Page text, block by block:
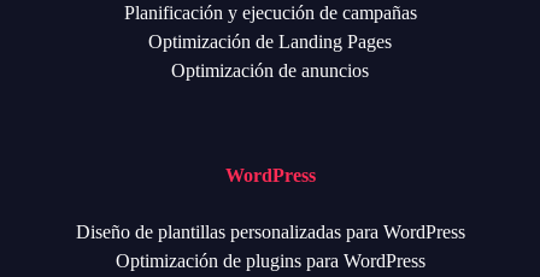
Planificación y ejecución de campañas
Optimización de Landing Pages
Optimización de anuncios
WordPress
Diseño de plantillas personalizadas para WordPress
Optimización de plugins para WordPress